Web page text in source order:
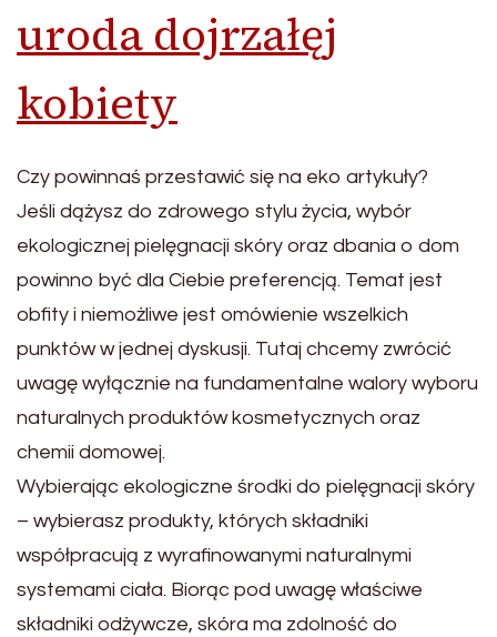
uroda dojrzałęj
kobiety
Czy powinnaś przestawić się na eko artykuły?
Jeśli dążysz do zdrowego stylu życia, wybór
ekologicznej pielęgnacji skóry oraz dbania o dom
powinno być dla Ciebie preferencją. Temat jest
obfity i niemożliwe jest omówienie wszelkich
punktów w jednej dyskusji. Tutaj chcemy zwrócić
uwagę wyłącznie na fundamentalne walory wyboru
naturalnych produktów kosmetycznych oraz
chemii domowej.
Wybierając ekologiczne środki do pielęgnacji skóry
– wybierasz produkty, których składniki
współpracują z wyrafinowanymi naturalnymi
systemami ciała. Biorąc pod uwagę właściwe
składniki odżywcze, skóra ma zdolność do